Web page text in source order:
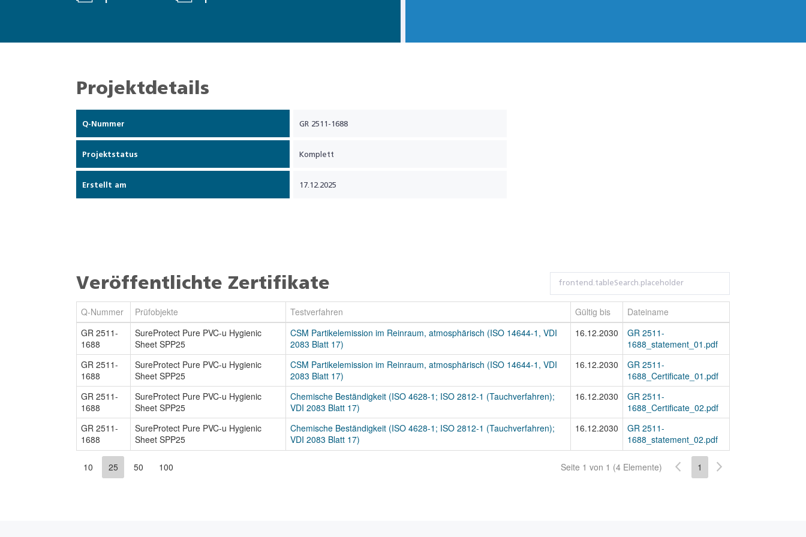
Projektdetails
Q-Nummer GR 2511-1688
Projektstatus Komplett
Erstellt am 17.12.2025
Veröffentlichte Zertifikate
Q-Nummer Prüfobjekte Testverfahren Gültig bis
Dateiname
GR 2511-
1688
SureProtect Pure PVC-u Hygienic
Sheet SPP25
CSM Partikelemission im Reinraum, atmosphärisch (ISO 14644-1, VDI
2083 Blatt 17)
16.12.2030
GR 2511-
1688_statement_01.pdf
GR 2511-
1688
SureProtect Pure PVC-u Hygienic
Sheet SPP25
CSM Partikelemission im Reinraum, atmosphärisch (ISO 14644-1, VDI
2083 Blatt 17)
16.12.2030
GR 2511-
1688_Certificate_01.pdf
GR 2511-
1688
SureProtect Pure PVC-u Hygienic
Sheet SPP25
Chemische Beständigkeit (ISO 4628-1; ISO 2812-1 (Tauchverfahren);
VDI 2083 Blatt 17)
16.12.2030
GR 2511-
1688_Certificate_02.pdf
GR 2511-
1688
SureProtect Pure PVC-u Hygienic
Sheet SPP25
Chemische Beständigkeit (ISO 4628-1; ISO 2812-1 (Tauchverfahren);
VDI 2083 Blatt 17)
16.12.2030
GR 2511-
1688_statement_02.pdf
10 25 50 100 Seite 1 von 1 (4 Elemente) 1